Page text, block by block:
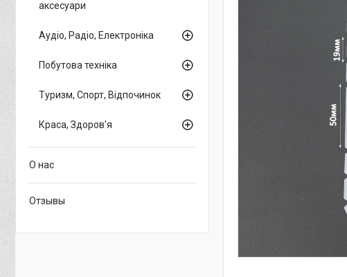
аксесуари
Аудіо, Радіо, Електроніка
Побутова техніка
Туризм, Спорт, Відпочинок
Краса, Здоров'я
О нас
Отзывы